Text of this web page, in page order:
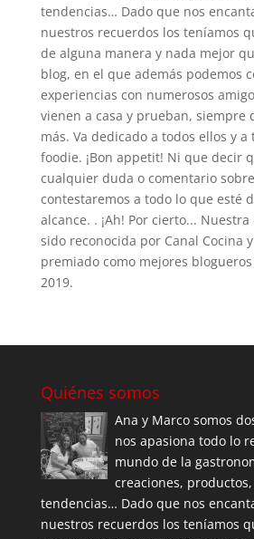
tendencias… Dado que nos
nuestros recuerdos los teníamos
de alguna manera y nada mejor
blog, en el que además podemos
experiencias con numerosos
vienen a casa y prueban, siempre
más. Va dedicado a todos ellos y
foodie. ¡Bon appetit! Ni que decir
cualquier duda o comentario
contestaremos a todo lo que esté
alcance. . ¡Ah! Por cierto...
sido reconocida por Canal Cocina
premiado como mejores
2019.
Quiénes somos
Ana y Marco somos
nos apasiona todo lo
mundo de la
creaciones,
tendencias… Dado que nos
nuestros recuerdos los teníamos